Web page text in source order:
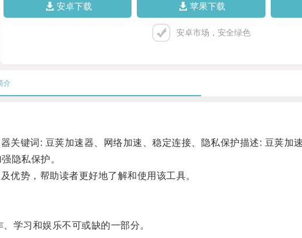
安卓下载 苹果下载
安卓市场，安全绿色
介
键词: 豆荚加速器、网络加速、稳定连接、隐私保护描述: 豆荚加
隐私保护。
势，帮助读者更好地了解和使用该工具。
习和娱乐不可或缺的一部分。